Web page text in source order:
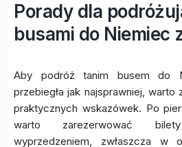
Porady dla
busami do Niemiec
Aby podróż tanim busem do
przebiegła jak najsprawniej,
praktycznych wskazówek. Po
warto zarezerwować
wyprzedzeniem, zwłaszcza w